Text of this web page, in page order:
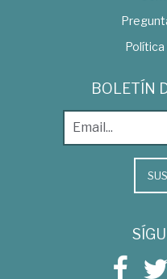
Política
BOLETÍN